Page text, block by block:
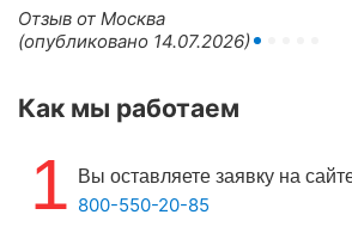
Отзыв от Москва
(опубликовано 14.07.2026)
Как мы работаем
1 Вы оставляете заявку на
800-550-20-85